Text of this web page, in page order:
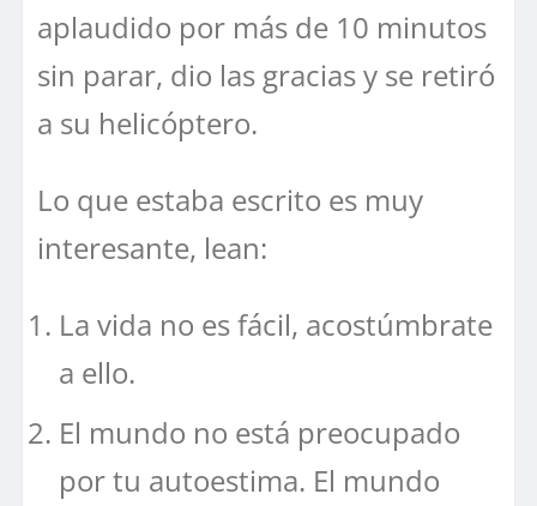
aplaudido por más de 10 minutos
sin parar, dio las gracias y se retiró
a su helicóptero.
Lo que estaba escrito es muy
interesante, lean:
La vida no es fácil, acostúmbrate
a ello.
El mundo no está preocupado
por tu autoestima. El mundo